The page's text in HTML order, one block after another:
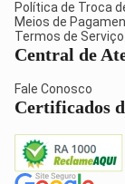
Política de Troca
Meios de
Termos de Serviço
Central de
Fale Conosco
Certificados